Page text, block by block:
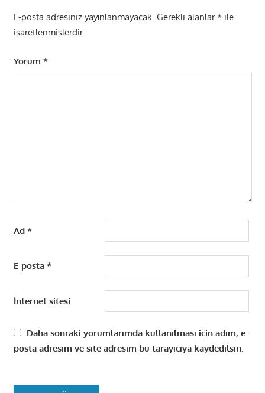
E-posta adresiniz yayınlanmayacak. Gerekli alanlar*ile
işaretlenmişlerdir
Yorum *
Ad *
E-posta *
İnternet sitesi
Daha sonraki yorumlarımda kullanılması için adım, e-
posta adresim ve site adresim bu tarayıcıya kaydedilsin.